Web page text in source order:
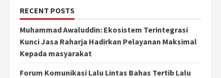
RECENT POSTS
Muhammad Awaluddin: Ekosistem Terintegrasi
Kunci Jasa Raharja Hadirkan Pelayanan Maksimal
Kepada masyarakat
Forum Komunikasi Lalu Lintas Bahas Tertib Lalu